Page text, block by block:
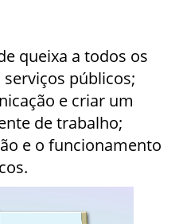
queixa a todos os
públicos;
e criar um
de trabalho;
e o funcionamento